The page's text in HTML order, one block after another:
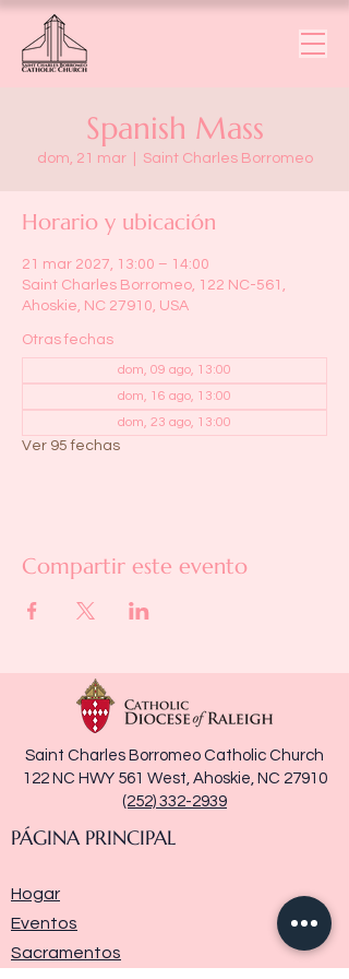
Spanish Mass
dom, 21 mar
  |
Saint Charles Borromeo
Horario y ubicación
21 mar 2027, 13:00 – 14:00
Saint Charles Borromeo, 122 NC-561,
Ahoskie, NC 27910, USA
Otras fechas
dom, 09 ago, 13:00
dom, 16 ago, 13:00
dom, 23 ago, 13:00
Ver 95 fechas
Compartir este evento
Saint Charles Borromeo Catholic Church
122 NC HWY 561 West, Ahoskie, NC 27910
(252) 332-2939
PÁGINA PRINCIPAL
Hogar
Eventos
Sacramentos